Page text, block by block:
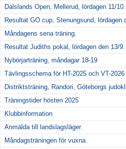
Dalslands Open, Mellerud, lördagen 11/10.
Resultat GO cup, Stenungsund, lördagen
Måndagens sena träning.
Resultat Judiths pokal, lördagen den 13/9.
Nybörjarträning, måndagar 18-19
Tävlingsschema för HT-2025 och VT-
Distriktsträning, Randori, Göteborgs
Träningstider hösten 2025
Klubbinformation
Anmälda till landslagsläger
Måndagsträningen för vuxna.